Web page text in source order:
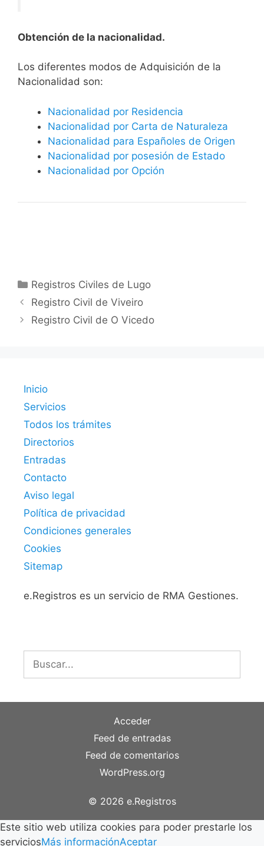
Obtención de la nacionalidad.
​​​Los diferentes modos de Adquisición de la
Nacionalidad son:
Nacionalidad por Residencia
Nacionalidad por Carta de Naturaleza
Nacionalidad para Españoles de Origen
Nacionalidad por posesión de Estado
Nacionalidad por Opción
Categorías
Registros Civiles de Lugo
Registro Civil de Viveiro
Registro Civil de O Vicedo
Inicio
Servicios
Todos los trámites
Directorios
Entradas
Contacto
Aviso legal
Política de privacidad
Condiciones generales
Cookies
Sitemap
e.Registros es un servicio de RMA Gestiones.
Buscar:
Acceder
Feed de entradas
Feed de comentarios
WordPress.org
© 2026 e.Registros
Este sitio web utiliza cookies para poder prestarle los
serviciosMás informaciónAceptar